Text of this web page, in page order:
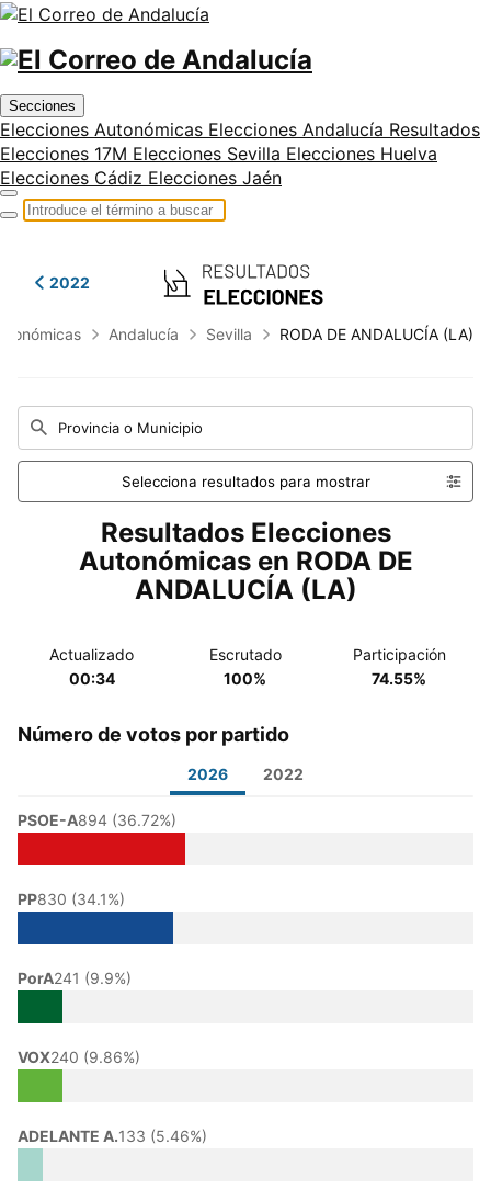
Secciones
Elecciones Autonómicas Elecciones Andalucía Resultados
Elecciones 17M Elecciones Sevilla Elecciones Huelva
Elecciones Cádiz Elecciones Jaén
2022
Andalucía Sevilla RODA DE ANDALUCÍA (LA)
Provincia o Municipio
Selecciona resultados para mostrar
Resultados Elecciones
Autonómicas en RODA DE
ANDALUCÍA (LA)
Actualizado
00:34
Escrutado
100%
Participación
74.55%
Número de votos por partido
2026 2022
PSOE-A894 (36.72%)
PP830 (34.1%)
PorA241 (9.9%)
VOX240 (9.86%)
ADELANTE A.133 (5.46%)